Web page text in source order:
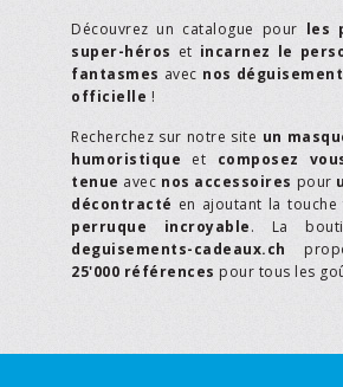
Découvrez un catalogue pour les
super-héros et incarnez le
fantasmes avec nos
officielle !
Recherchez sur notre site un
humoristique et composez
tenue avec nos accessoires pour
décontracté en ajoutant la touche
perruque incroyable. La
deguisements-cadeaux.ch
25'000 références pour tous les